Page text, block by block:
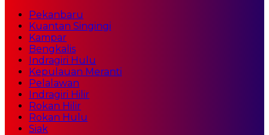
Pekanbaru
Kuantan Singingi
Kampar
Bengkalis
Indragiri Hulu
Kepulauan Meranti
Pelalawan
Indragiri Hilir
Rokan Hilir
Rokan Hulu
Siak